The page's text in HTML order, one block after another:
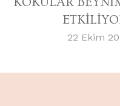
22 Ekim